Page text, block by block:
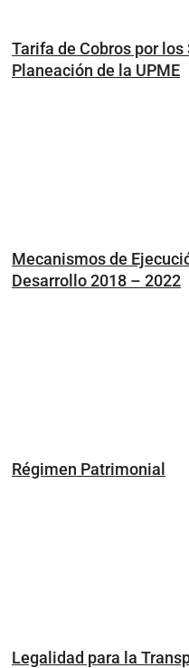
Tarifa de Cobros por
Planeación de la UPME
Mecanismos de
Desarrollo 2018 – 2022
Régimen Patrimonial
Legalidad para la